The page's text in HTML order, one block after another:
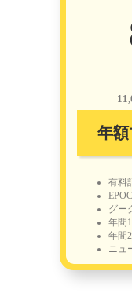
年
有料
グー
年間
年間
ニュ